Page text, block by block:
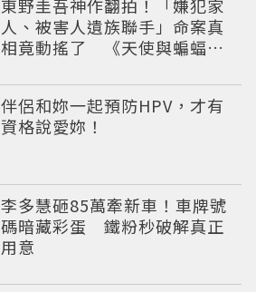
東野圭吾神作翻拍！「嫌犯家
人、被害人遺族聯手」命案真
相竟動搖了 《天使與蝙蝠》
伴侶和妳一起預防HPV，才有
資格說愛妳！
李多慧砸85萬牽新車！車牌號
碼暗藏彩蛋 鐵粉秒破解真正
用意